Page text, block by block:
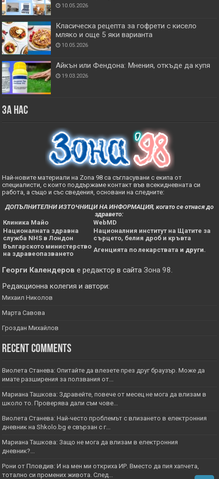
10.05.2026
Класическа рецепта за гофрети с кисело
мляко и още 5 яки варианта
10.05.2026
Айкън или Фендона: Мнения, откъде да купя
19.03.2026
За нас
Най-новите материали на Zona 98 са съгласувани с екипа от
специалисти, с които поддържаме контакт във всекидневната си
работа, а също и със сведения, основани на следните:
ДОПЪЛНИТЕЛНИ ИЗТОЧНИЦИ НА ИНФОРМАЦИЯ, когато се отнася до
здравето:
Клиника Майо
WebMD
Националната здравна
служба NHS в Лондон
Националния институт на Щатите за
сърцето, белия дроб и кръвта
Българското министерство
на здравеопазването
Агенцията по лекарствата и други.
Георги Календеров е редактор в сайтаЗона 98.
Редакционна колегия и автори:
Михаил Николов
Марта Савова
Гроздан Михайлов
Recent Comments
Виолета Станева: Опитайте да влезете през друг браузър. Може да
имате разширения за ползвания от...
Мариана Ташкова: Здравейте, повече от месец не мога да влизам в
школо то. Проверява дали съм чове...
Виолета Станева: Най-често проблемът с влизането в електронния
дневник на Shkolo.bg е свързан с г...
Мариана Ташкова: Защо не мога да влизам в електронния
дневник?...
Рони от Пловдив: И на мен ми откриха ИР. Вместо да пия хапчета,
тотално си промених живота. След...